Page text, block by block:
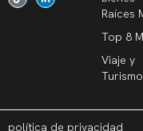
o
r
t
e
i
Raíces
Top 8
Viaje y
Turismo
política de privacidad